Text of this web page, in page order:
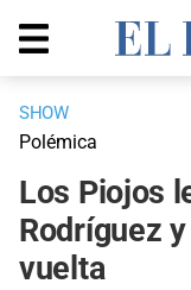
SHOW
Polémica
Los Piojos
Rodríguez
vuelta